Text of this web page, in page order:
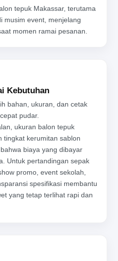
tepuk Makassar, terutama
musim event, menjelang
momen ramai pesanan.
Kebutuhan
bahan, ukuran, dan cetak
pudar.
ukuran balon tepuk
tingkat kerumitan sablon
biaya yang dibayar
Untuk pertandingan sepak
promo, event sekolah,
spesifikasi membantu
yang tetap terlihat rapi dan